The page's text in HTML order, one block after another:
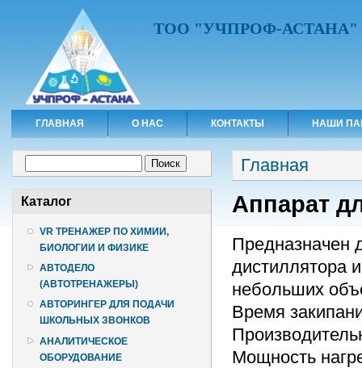
ТОО "УЧПРОФ-АСТАНА"
ГЛАВНАЯ О НАС КОНТАКТЫ НАШИ
Каталог
VR ТРЕНАЖЕР ПО ХИМИИ,
БИОЛОГИИ И ФИЗИКЕ
АВТОДЕЛО
(АВТОТРЕНАЖЕРЫ)
АВТОРИНГЕР ДЛЯ ПОДАЧИ
ШКОЛЬНЫХ ЗВОНКОВ
АНАЛИТИЧЕСКОЕ
ОБОРУДОВАНИЕ
Вы здесь
Главная
Аппарат
Предназначен
дистиллятора
небольших
Время
Мощность